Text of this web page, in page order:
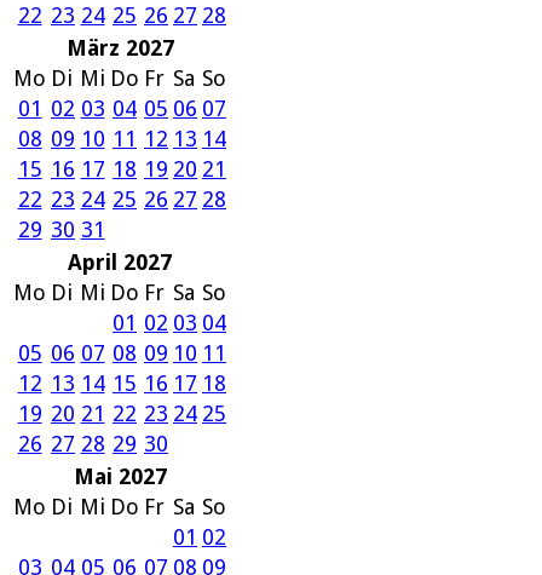
22 23 24 25 26 27 28
März 2027
Mo Di Mi Do Fr Sa So
01 02 03 04 05 06 07
08 09 10 11 12 13 14
15 16 17 18 19 20 21
22 23 24 25 26 27 28
29 30 31
April 2027
Mo Di Mi Do Fr Sa So
01 02 03 04
05 06 07 08 09 10 11
12 13 14 15 16 17 18
19 20 21 22 23 24 25
26 27 28 29 30
Mai 2027
Mo Di Mi Do Fr Sa So
01 02
03 04 05 06 07 08 09